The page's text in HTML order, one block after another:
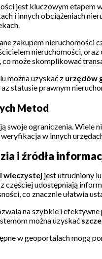
jest kluczowym
i innych obciążeniach
zakupem nieruchomości
nieruchomości,
może skomplikować
można uzyskać z urzędów
statusie prawnym
Metod
swoje ograniczenia. Wiele
w innych
i źródła
wieczystej jest utrudniony
częściej udostępniają
co znacznie ułatwia
na szybkie i
można uzyskać
w geoportalach mogą